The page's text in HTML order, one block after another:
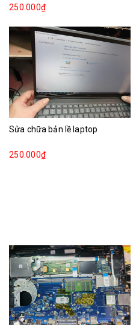
250.000₫
Sửa chữa bản lề laptop
250.000₫